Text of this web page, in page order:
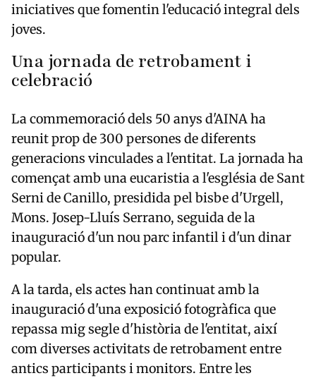
iniciatives que fomentin l'educació integral dels
joves.
Una jornada de retrobament i
celebració
La commemoració dels 50 anys d'AINA ha
reunit prop de 300 persones de diferents
generacions vinculades a l'entitat. La jornada ha
començat amb una eucaristia a l'església de Sant
Serni de Canillo, presidida pel bisbe d'Urgell,
Mons. Josep-Lluís Serrano, seguida de la
inauguració d'un nou parc infantil i d'un dinar
popular.
A la tarda, els actes han continuat amb la
inauguració d'una exposició fotogràfica que
repassa mig segle d'història de l'entitat, així
com diverses activitats de retrobament entre
antics participants i monitors. Entre les